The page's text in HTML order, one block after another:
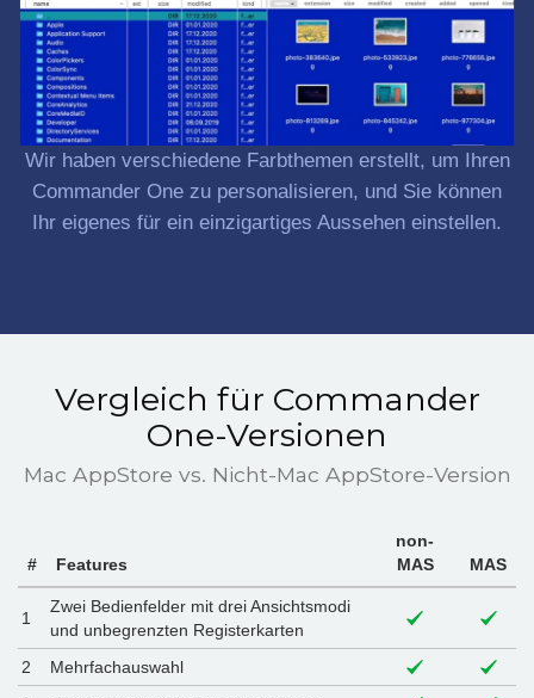
Wir haben verschiedene Farbthemen erstellt, um Ihren
Commander One zu personalisieren, und Sie können
Ihr eigenes für ein einzigartiges Aussehen einstellen.
Vergleich für Commander
One-Versionen
Mac AppStore vs. Nicht-Mac AppStore-Version
# Features
non-
MAS
MAS
1
Zwei Bedienfelder mit drei Ansichtsmodi
und unbegrenzten Registerkarten
2
Mehrfachauswahl